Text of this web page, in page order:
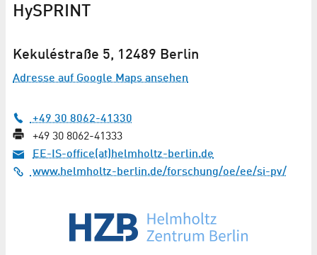
HySPRINT
Kekuléstraße 5, 12489 Berlin
Adresse auf Google Maps ansehen
+49 30 8062-41330
+49 30 8062-41333
EE-IS-office(at)helmholtz-berlin.de
www.helmholtz-berlin.de/forschung/oe/ee/si-pv/